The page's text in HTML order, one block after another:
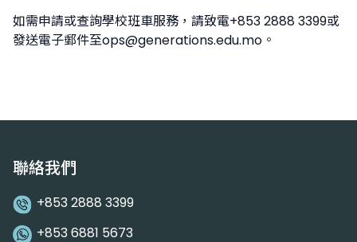
如需申請或查詢學校班車服務，請致電+853 2888 3399或
發送電子郵件至ops@generations.edu.mo 。
聯絡我們
+853 2888 3399
+853 6881 5673